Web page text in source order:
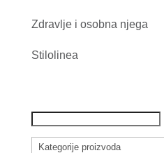
Zdravlje i osobna njega
Stilolinea